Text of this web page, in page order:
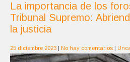
La importancia de los
Tribunal Supremo:
la justicia
25 diciembre 2023 | No hay comentarios |